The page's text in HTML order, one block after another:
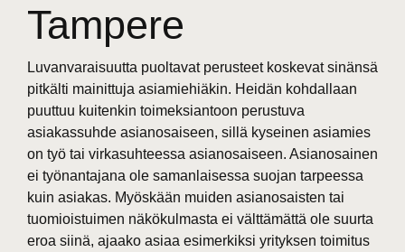
Tampere
Luvanvaraisuutta puoltavat perusteet koskevat sinänsä
pitkälti mainittuja asiamiehiäkin. Heidän kohdallaan
puuttuu kuitenkin toimeksiantoon perustuva
asiakassuhde asianosaiseen, sillä kyseinen asiamies
on työ tai virkasuhteessa asianosaiseen. Asianosainen
ei työnantajana ole samanlaisessa suojan tarpeessa
kuin asiakas. Myöskään muiden asianosaisten tai
tuomioistuimen näkökulmasta ei välttämättä ole suurta
eroa siinä, ajaako asiaa esimerkiksi yrityksen toimitus